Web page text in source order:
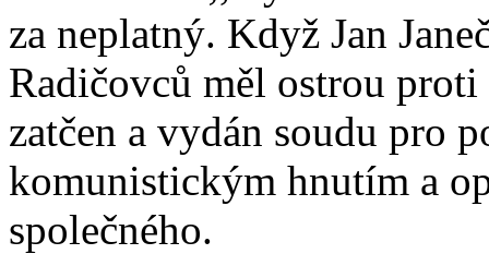
za neplatný. Když Jan
Radičovců měl ostrou
zatčen a vydán soudu pro
komunistickým hnutím a
společného.